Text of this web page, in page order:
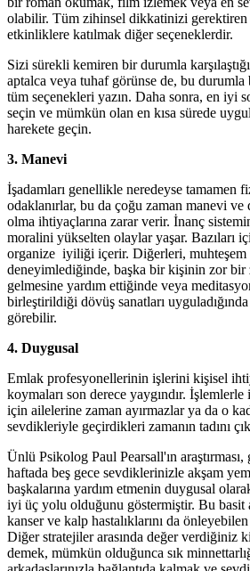
olabilir. Tüm zihinsel dikkatinizi
etkinliklere katılmak diğer seçeneklerdir.
Sizi sürekli kemiren bir durumla
aptalca veya tuhaf görünse de, bu durumla
tüm seçenekleri yazın. Daha sonra, en iyi
seçin ve mümkün olan en kısa sürede
harekete geçin.
3. Manevi
İşadamları genellikle neredeyse tamamen
odaklanırlar, bu da çoğu zaman manevi ve
olma ihtiyaçlarına zarar verir. İnanç
moralini yükselten olaylar yaşar. Bazıları
organize iyiliği içerir. Diğerleri, muhteşem
deneyimlediğinde, başka bir kişinin zor bir
gelmesine yardım ettiğinde veya
birleştirildiği dövüş sanatları
görebilir.
4. Duygusal
Emlak profesyonellerinin işlerini kişisel
koymaları son derece yaygındır.
için ailelerine zaman ayırmazlar ya da o
sevdikleriyle geçirdikleri zamanın tadını
Ünlü Psikolog Paul Pearsall'ın
haftada beş gece sevdiklerinizle akşam
başkalarına yardım etmenin duygusal
iyi üç yolu olduğunu göstermiştir. Bu basit
kanser ve kalp hastalıklarını da
Diğer stratejiler arasında değer verdiğiniz
demek, mümkün olduğunca sık